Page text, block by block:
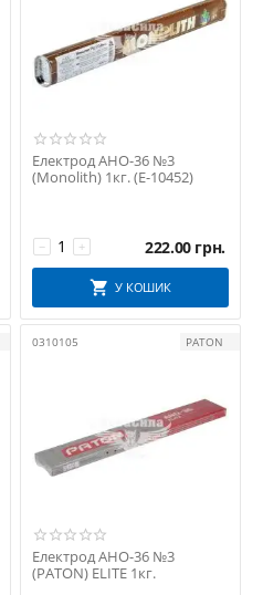
Електрод АНО-36 №3
(Monolith) 1кг. (Е-10452)
+
− 222.00 грн.
У КОШИК
0310105 PATON
Електрод АНО-36 №3
(PATON) ELITE 1кг.